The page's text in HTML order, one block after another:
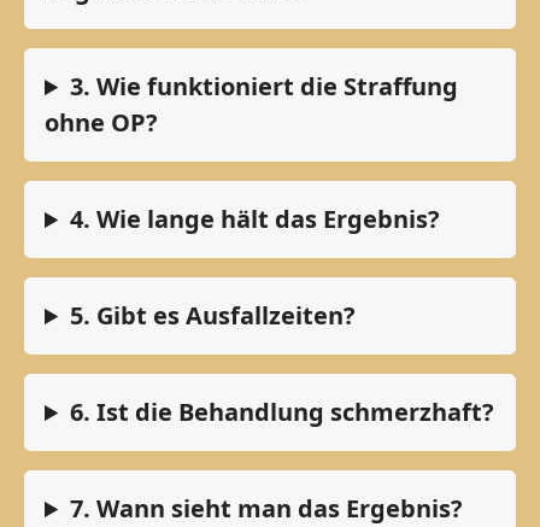
3. Wie funktioniert die Straffung
ohne OP?
4. Wie lange hält das Ergebnis?
5. Gibt es Ausfallzeiten?
6. Ist die Behandlung schmerzhaft?
7. Wann sieht man das Ergebnis?